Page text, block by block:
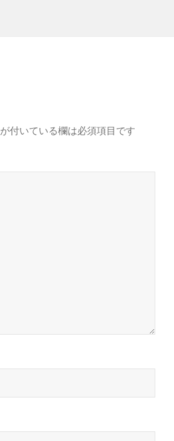
が付いている欄は必須項目です